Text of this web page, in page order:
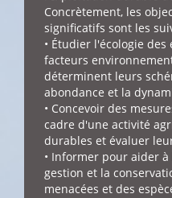
Concrètement, les
significatifs sont les
• Étudier l'écologie des
facteurs
déterminent leurs
abondance et la
• Concevoir des
cadre d'une activité
durables et évaluer
• Informer pour aider
gestion et la
menacées et des